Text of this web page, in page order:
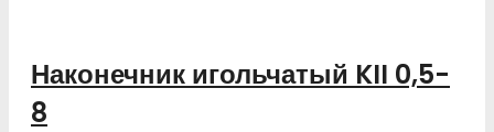
Наконечник игольчатый KII 0,5-
8